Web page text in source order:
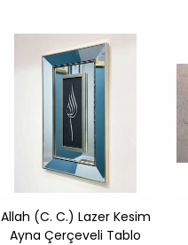
Allah (C. C.) Lazer Kesim
Ayna Çerçeveli Tablo